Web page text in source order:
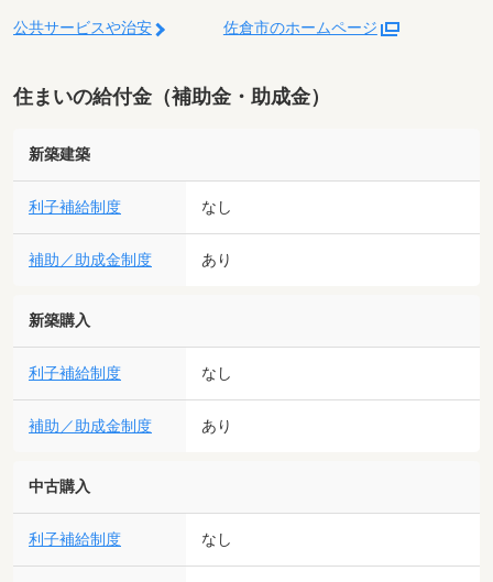
公共サービスや治安 佐倉市のホームページ
住まいの給付金（補助金・助成金）
新築建築
利子補給制度 なし
補助／助成金制度 あり
新築購入
利子補給制度 なし
補助／助成金制度 あり
中古購入
利子補給制度 なし